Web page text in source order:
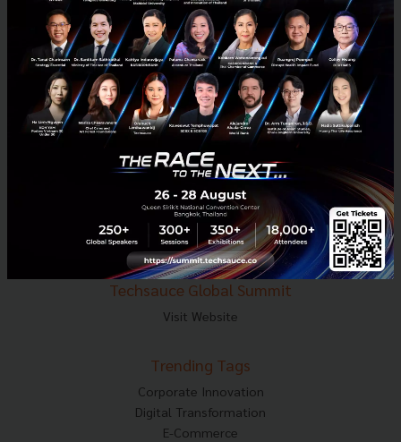
E-mail :contact@techsauce.co
Tel : 02-001-5375
Mobile : 06-4658-9500
Techsauce Media
About Techsauce
Techsauce Services
Privacy Policy
ส่งบทความ
Techsauce Global Summit
Visit Website
Trending Tags
Corporate Innovation
Digital Transformation
E-Commerce